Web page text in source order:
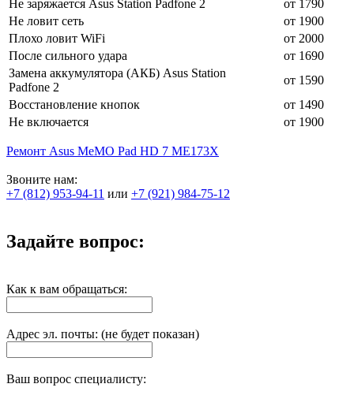
Не заряжается Asus Station Padfone 2
от 1790
Не ловит сеть
от 1900
Плохо ловит WiFi
от 2000
После сильного удара
от 1690
Замена аккумулятора (АКБ) Asus Station
Padfone 2
от 1590
Восстановление кнопок
от 1490
Не включается
от 1900
Ремонт Asus MeMO Pad HD 7 ME173X
Звоните нам:
+7 (812) 953-94-11 или +7 (921) 984-75-12
Задайте вопрос:
Как к вам обращаться:
Адрес эл. почты: (не будет показан)
Ваш вопрос специалисту: